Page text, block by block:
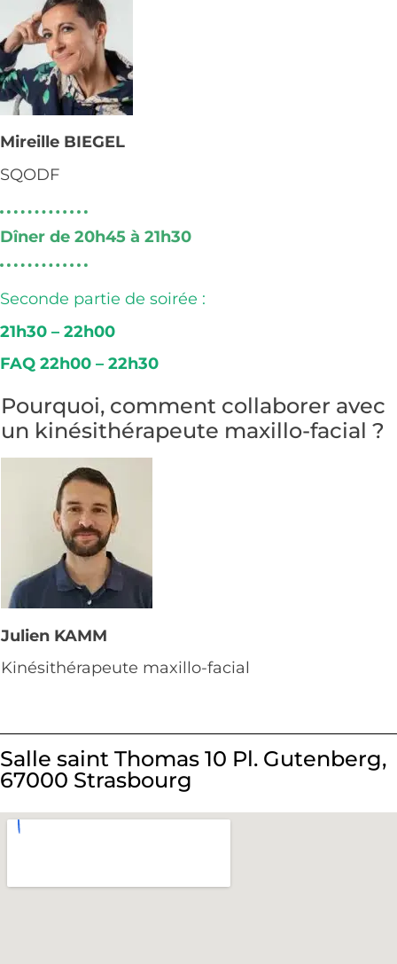
Mireille BIEGEL
SQODF
Dîner de 20h45 à 21h30
Seconde partie de soirée :
21h30 – 22h00
FAQ 22h00 – 22h30
Pourquoi, comment collaborer avec
un kinésithérapeute maxillo-facial ?
Julien KAMM
Kinésithérapeute maxillo-facial
Salle saint Thomas 10 Pl. Gutenberg,
67000 Strasbourg